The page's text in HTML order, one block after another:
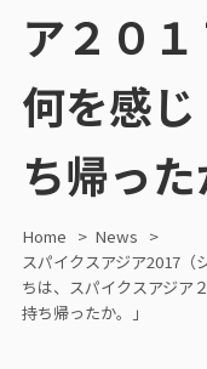
ア２０１
何を感
ち帰った
Home
News
スパイクスアジア2017（
ちは、スパイクスアジア
持ち帰ったか。」